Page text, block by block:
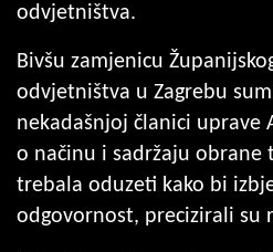
odvjetništva.
Bivšu zamjenicu
odvjetništva u Zagrebu
nekadašnjoj članici uprave
o načinu i sadržaju obrane
trebala oduzeti kako bi
odgovornost, precizirali su